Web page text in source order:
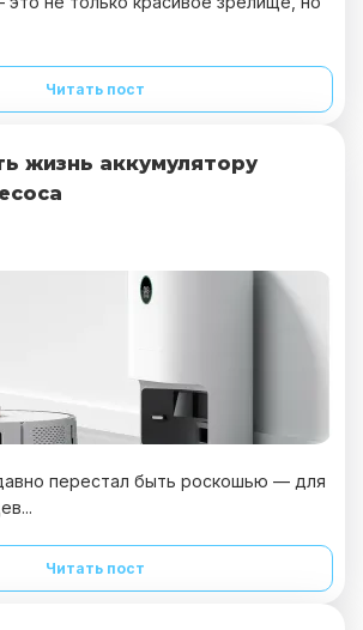
Читать пост
жизнь аккумулятору
перестал быть роскошью — для
Читать пост